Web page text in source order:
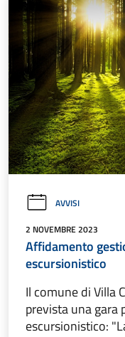
AVVISI
2 NOVEMBRE 2023
Affidamento
escursionistico
Il comune di Villa
prevista una gara
escursionistico: